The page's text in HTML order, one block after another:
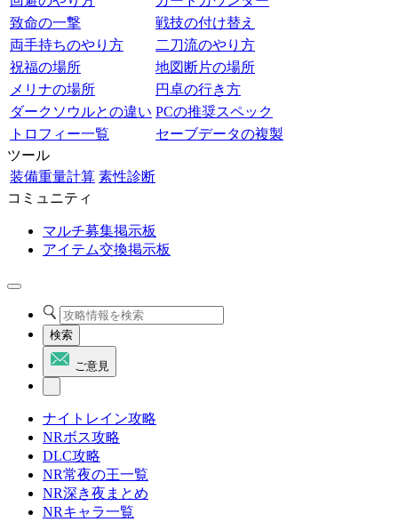
致命の一撃
戦技の付け替え
両手持ちのやり方
二刀流のやり方
祝福の場所
地図断片の場所
メリナの場所
円卓の行き方
ダークソウルとの違い PCの推奨スペック
トロフィー一覧
セーブデータの複製
ツール
装備重量計算 素性診断
コミュニティ
マルチ募集掲示板
アイテム交換掲示板
検索
ご意見
ナイトレイン攻略
NRボス攻略
DLC攻略
NR常夜の王一覧
NR深き夜まとめ
NRキャラ一覧